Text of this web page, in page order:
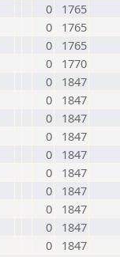
0
1765
0
1765
0
1765
0
1770
0
1847
0
1847
0
1847
0
1847
0
1847
0
1847
0
1847
0
1847
0
1847
0 1847